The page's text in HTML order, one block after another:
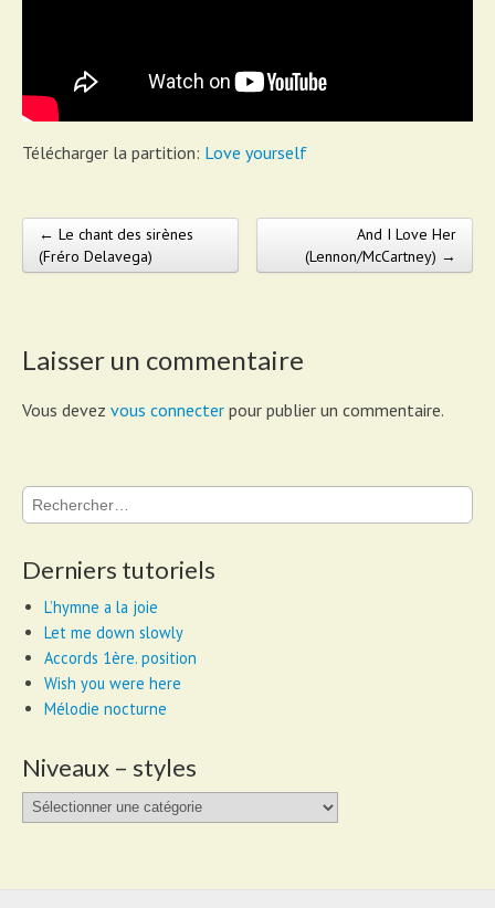
Télécharger la partition: Love yourself
Post navigation
← Le chant des sirènes
(Fréro Delavega)
And I Love Her
(Lennon/McCartney) →
Laisser un commentaire
Vous devez vous connecter pour publier un commentaire.
Rechercher :
Derniers tutoriels
L’hymne a la joie
Let me down slowly
Accords 1ère. position
Wish you were here
Mélodie nocturne
Niveaux – styles
Niveaux
–